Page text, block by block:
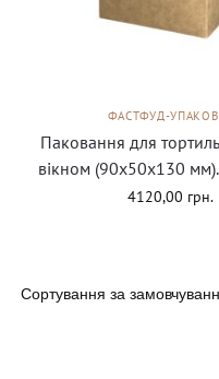
ФАСТФУД-
Паковання для
вікном (90х50х130
4120,00 грн.